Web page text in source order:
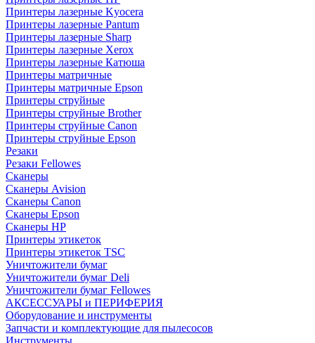
Принтеры лазерные Kyocera
Принтеры лазерные Pantum
Принтеры лазерные Sharp
Принтеры лазерные Xerox
Принтеры лазерные Катюша
Принтеры матричные
Принтеры матричные Epson
Принтеры струйные
Принтеры струйные Brother
Принтеры струйные Canon
Принтеры струйные Epson
Резаки
Резаки Fellowes
Сканеры
Сканеры Avision
Сканеры Canon
Сканеры Epson
Сканеры HP
Принтеры этикеток
Принтеры этикеток TSC
Уничтожители бумаг
Уничтожители бумаг Deli
Уничтожители бумаг Fellowes
АКСЕССУАРЫ и ПЕРИФЕРИЯ
Оборудование и инструменты
Запчасти и комплектующие для пылесосов
Инструменты